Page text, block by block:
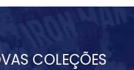
COLEÇÕES